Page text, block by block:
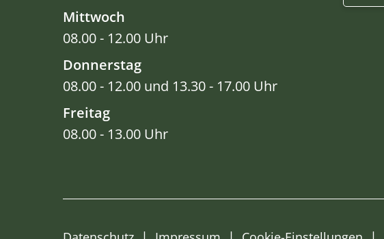
Mittwoch
08.00 - 12.00 Uhr
Donnerstag
08.00 - 12.00 und 13.30 - 17.00 Uhr
Freitag
08.00 - 13.00 Uhr